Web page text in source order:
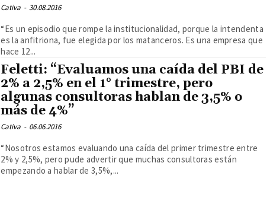
Cativa - 30.08.2016
“Es un episodio que rompe la institucionalidad, porque la intendenta
es la anfitriona, fue elegida por los matanceros. Es una empresa que
hace 12...
Feletti: “Evaluamos una caída del PBI de
2% a 2,5% en el 1° trimestre, pero
algunas consultoras hablan de 3,5% o
más de 4%”
Cativa - 06.06.2016
“Nosotros estamos evaluando una caída del primer trimestre entre
2% y 2,5%, pero pude advertir que muchas consultoras están
empezando a hablar de 3,5%,...